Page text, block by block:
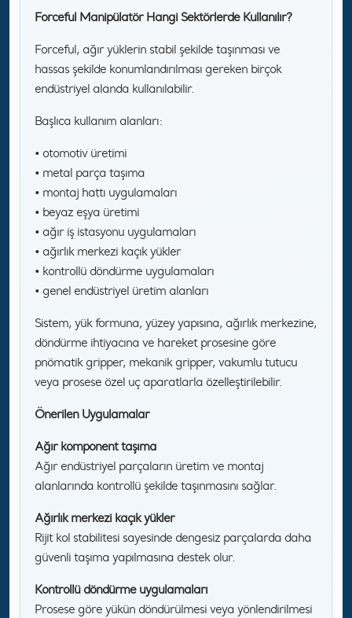
Forceful Manipülatör Hangi Sektörlerde Kullanılır?
Forceful, ağır yüklerin stabil şekilde taşınması ve
hassas şekilde konumlandırılması gereken birçok
endüstriyel alanda kullanılabilir.
Başlıca kullanım alanları:
• otomotiv üretimi
• metal parça taşıma
• montaj hattı uygulamaları
• beyaz eşya üretimi
• ağır iş istasyonu uygulamaları
• ağırlık merkezi kaçık yükler
• kontrollü döndürme uygulamaları
• genel endüstriyel üretim alanları
Sistem, yük formuna, yüzey yapısına, ağırlık merkezine,
döndürme ihtiyacına ve hareket prosesine göre
pnömatik gripper, mekanik gripper, vakumlu tutucu
veya prosese özel uç aparatlarla özelleştirilebilir.
Önerilen Uygulamalar
Ağır komponent taşıma
Ağır endüstriyel parçaların üretim ve montaj
alanlarında kontrollü şekilde taşınmasını sağlar.
Ağırlık merkezi kaçık yükler
Rijit kol stabilitesi sayesinde dengesiz parçalarda daha
güvenli taşıma yapılmasına destek olur.
Kontrollü döndürme uygulamaları
Prosese göre yükün döndürülmesi veya yönlendirilmesi